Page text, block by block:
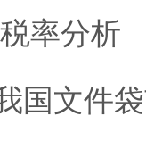
率分析
文件